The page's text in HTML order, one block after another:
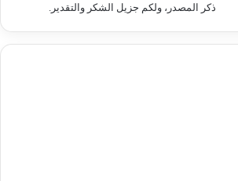
ذكر المصدر، ولكم جزيل الشكر والتقدير.